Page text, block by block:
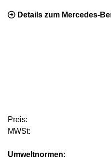
Details zum Mercedes-
Preis:
MWSt:
Umweltnormen: